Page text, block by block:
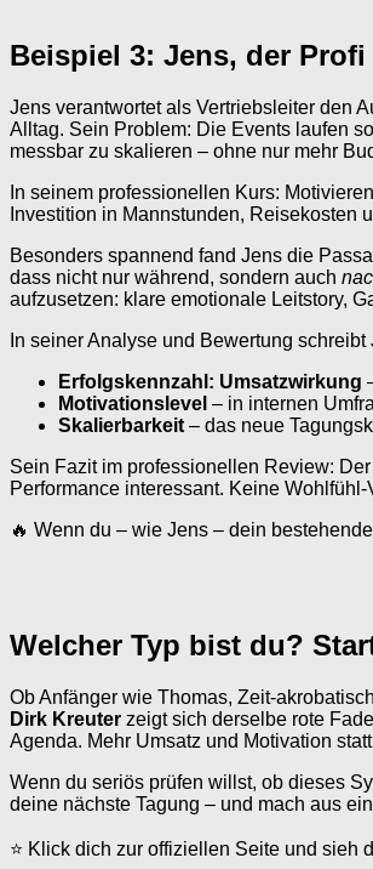
Beispiel 3: Jens, der
Jens verantwortet als Vertriebsleiter den
Alltag. Sein Problem: Die Events laufen
messbar zu skalieren – ohne nur mehr
In seinem professionellen Kurs:
Investition in Mannstunden, Reisekosten
Besonders spannend fand Jens die
dass nicht nur während, sondern auch
aufzusetzen: klare emotionale Leitstory,
In seiner Analyse und Bewertung
Erfolgskennzahl: Umsatzwirkung
Motivationslevel – in internen
Skalierbarkeit – das neue
Sein Fazit im professionellen Review:
Performance interessant. Keine
🔥 Wenn du – wie Jens – dein
Welcher Typ bist du?
Ob Anfänger wie Thomas, Zeit-
Dirk Kreuter zeigt sich derselbe rote
Agenda. Mehr Umsatz und Motivation
Wenn du seriös prüfen willst, ob dieses
deine nächste Tagung – und mach aus
⭐ Klick dich zur offiziellen Seite und sieh